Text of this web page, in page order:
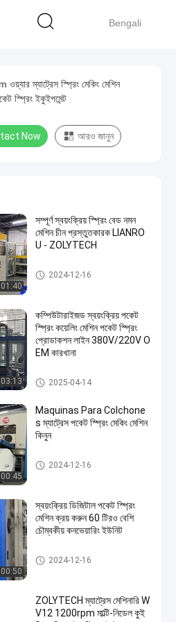
Bengali
ম্যাট্রেস স্প্রিং মেকিং মেশিন
স্প্রিং ইকুইপমেন্ট
Now আরও জানুন
01:40
সম্পূর্ণ স্বয়ংক্রিয় স্প্রিং বেড নমন
মেশিন চীন প্রস্তুতকারক LIANRO
U - ZOLYTECH
পকেট স্প্রিং উৎপাদন লাইন
2024-12-16
03:13
কম্পিউটারাইজড স্বয়ংক্রিয় পকেট
স্প্রিং কয়েলিং মেশিন পকেট স্প্রিং
প্রোডাকশন লাইন 380V/220V O
EM কারখানা
পকেট স্প্রিং উৎপাদন লাইন
2025-04-14
00:45
Maquinas Para Colchone
s ম্যাট্রেস পকেট স্প্রিং মেকিং মেশিন
কিনুন
পকেট স্প্রিং উৎপাদন লাইন
2024-12-16
00:50
স্বয়ংক্রিয় ডিজিটাল পকেট স্প্রিং
মেশিন ক্রয় করুন 60 টিরও বেশি
চৌম্বকীয় কনভেয়ারিং ইউনিট
পকেট স্প্রিং উৎপাদন লাইন
2024-12-16
ZOLYTECH ম্যাট্রেস মেশিনারি W
V12 1200rpm মাল্টি-নিডেল কুই